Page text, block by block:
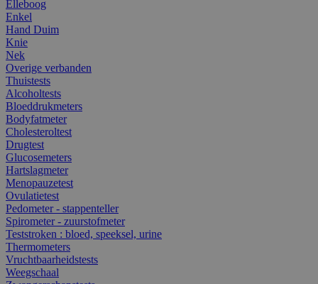
Elleboog
Enkel
Hand Duim
Knie
Nek
Overige verbanden
Thuistests
Alcoholtests
Bloeddrukmeters
Bodyfatmeter
Cholesteroltest
Drugtest
Glucosemeters
Hartslagmeter
Menopauzetest
Ovulatietest
Pedometer - stappenteller
Spirometer - zuurstofmeter
Teststroken : bloed, speeksel, urine
Thermometers
Vruchtbaarheidstests
Weegschaal